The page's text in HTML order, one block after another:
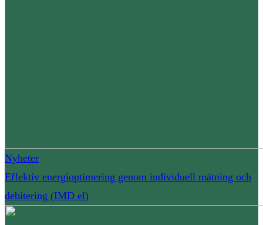
Nyheter
Effektiv energioptimering genom individuell mätning och
debitering (IMD el)